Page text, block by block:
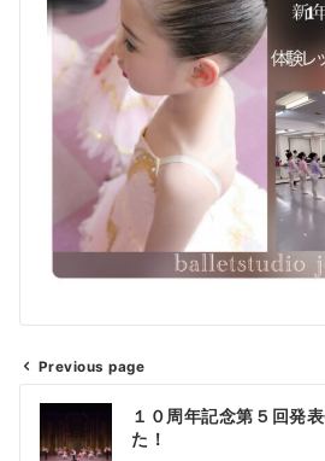
Previous page
１０周年記念第５回発
た！